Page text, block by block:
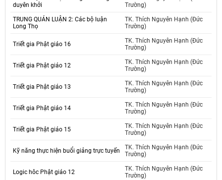
duyên khởi
Trường)
TRUNG QUÁN LUẬN 2: Các bộ luận
Long Thọ
TK. Thích Nguyên Hạnh (Đức
Trường)
Triết gia Phật giáo 16
TK. Thích Nguyên Hạnh (Đức
Trường)
Triết gia Phật giáo 12
TK. Thích Nguyên Hạnh (Đức
Trường)
Triết gia Phật giáo 13
TK. Thích Nguyên Hạnh (Đức
Trường)
Triết gia Phật giáo 14
TK. Thích Nguyên Hạnh (Đức
Trường)
Triết gia Phật giáo 15
TK. Thích Nguyên Hạnh (Đức
Trường)
Kỹ năng thực hiện buổi giảng trực tuyến
TK. Thích Nguyên Hạnh (Đức
Trường)
Logic hôc Phật giáo 12
TK. Thích Nguyên Hạnh (Đức
Trường)